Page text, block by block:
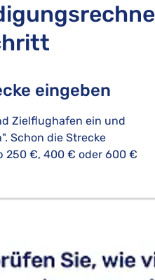
eingeben
Zielflughafen ein und
Schon die Strecke
250 €, 400 € oder 600 €